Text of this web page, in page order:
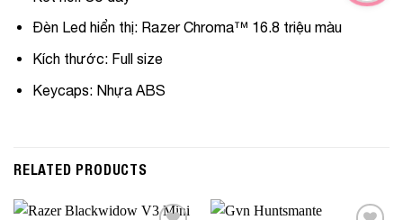
Đèn Led hiển thị: Razer Chroma™ 16.8 triệu màu
Kích thước: Full size
Keycaps: Nhựa ABS
RELATED PRODUCTS